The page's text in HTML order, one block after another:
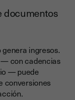
documentos
ingresos.
con cadencias
— puede
conversiones